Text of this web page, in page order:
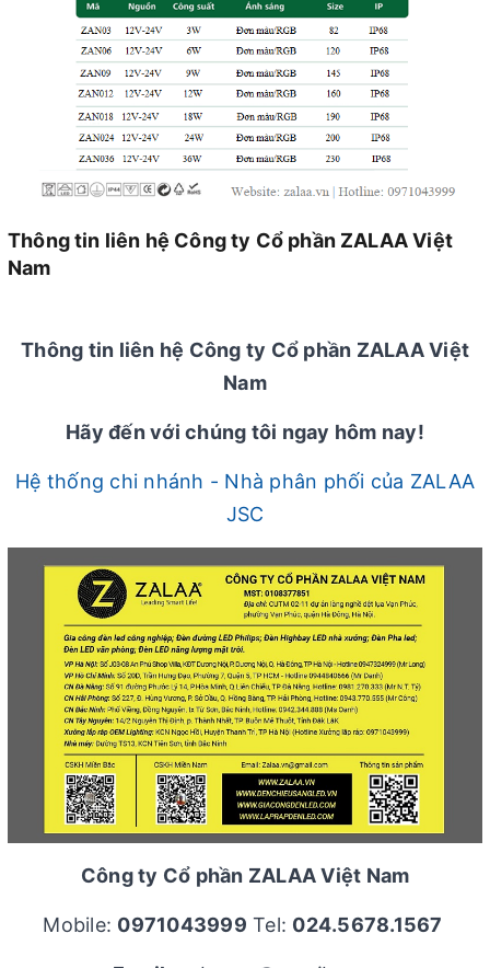
Thông tin liên hệ Công ty Cổ phần ZALAA Việt
Nam
Thông tin liên hệ Công ty Cổ phần ZALAA Việt
Nam
Hãy đến với chúng tôi ngay hôm nay!
Hệ thống chi nhánh - Nhà phân phối của ZALAA
JSC
Công ty Cổ phần ZALAA Việt Nam
Mobile: 0971043999 Tel: 024.5678.1567